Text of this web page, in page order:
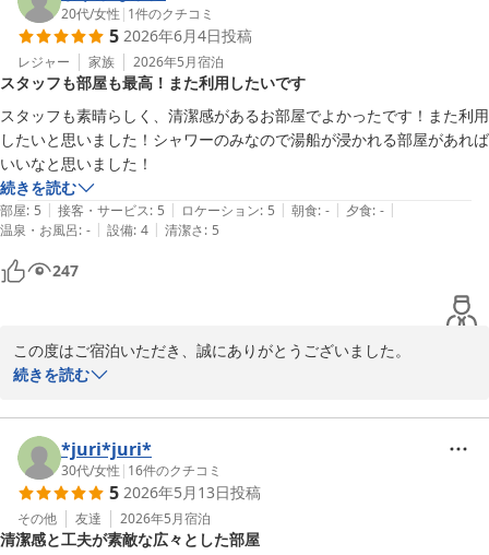
朝食は日替わりで提供しているメニューもございますので、また機
会がございましたらそちらもお楽しみいただけますと幸いです。
今後もお客様にご満足いただけるよう努めてまいりますので、ぜひ
またのご利用をお待ちしております。
スマイルホテル札幌すすきの南
スマイルホテル札幌すすきの南
20代/女性 | 1件のクチコミ
5 2026年6月4日投稿
レジャー 家族 2026年5月宿泊
スタッフも部屋も最高！また利用したいです
スタッフも素晴らしく、清潔感があるお部屋でよかったです！また利用
したいと思いました！シャワーのみなので湯船が浸かれる部屋があれば
いいなと思いました！
続きを読む
部屋: 5 | 接客・サービス: 5 | ロケーション: 5 | 朝食: - | 夕食: - |
温泉・お風呂: - | 設備: 4 | 清潔さ: 5
247
この度はご宿泊いただき、誠にありがとうございました。
思っております。
快適にお過ごしいただけたご様子がうかがえ、スタッフ一同励みに
なります。
また、シャワーのみのお部屋につきましても貴重なご意見をありが
とうございます。すぐの対応は難しい部分もございますが、今後の
続きを読む
*juri*juri*
30代/女性 | 16件のクチコミ
5 2026年5月13日投稿
その他 友達 2026年5月宿泊
清潔感と工夫が素敵な広々とした部屋